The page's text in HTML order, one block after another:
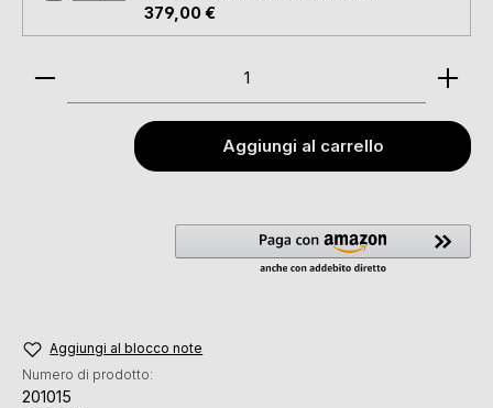
379,00 €
Quantità del prodotto: inserisci la quantità
Aggiungi al carrello
Aggiungi al blocco note
Numero di prodotto:
201015